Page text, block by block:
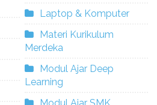
Laptop & Komputer
Materi Kurikulum
Merdeka
Modul Ajar Deep
Learning
Modul Ajar SMK